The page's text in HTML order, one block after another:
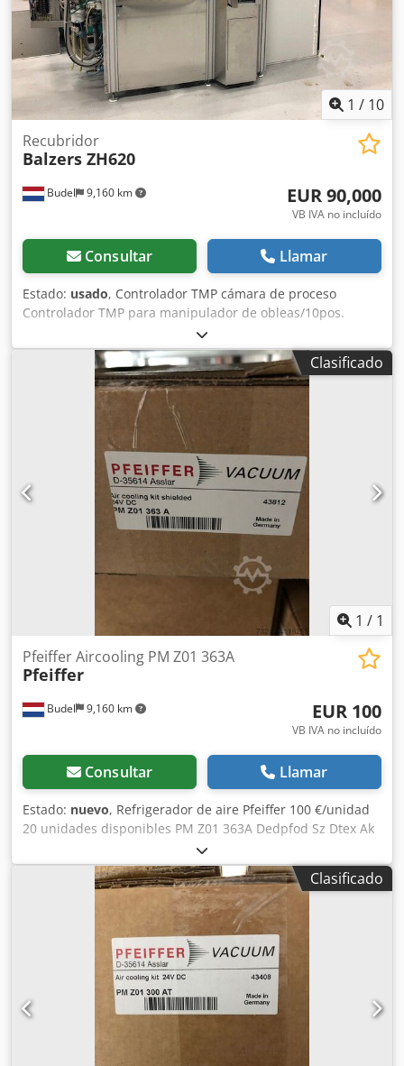
1 / 10
Budel 9,160 km
Recubridor
Balzers ZH620
EUR 90,000
VB IVA no incluído
Consultar Llamar
Estado: usado, Controlador TMP cámara de proceso
Controlador TMP para manipulador de obleas/10pos.
cargador frontal de cassettes Fuente de alimentación 5KW
DC (AE) Fuente de alimentación de RF de 5 kW (Huettinger)
Bomba de proceso Leybold D65 + soplador de raíces
250/500 Manipulador de vacío para sistema de casetes 1x
1000ls turbobomba Leybold Dedpfxsuhcpyj Ak Hjck 1x LN2
Clasificado
1 / 1
Budel 9,160 km
Pfeiffer Aircooling PM Z01 363A
Pfeiffer
EUR 100
VB IVA no incluído
Consultar Llamar
Estado: nuevo, Refrigerador de aire Pfeiffer 100 €/unidad
20 unidades disponibles PM Z01 363A Dedpfod Sz Dtex Ak
Clasificado